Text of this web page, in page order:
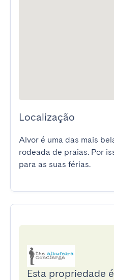
Localização
Alvor é uma das mais
rodeada de praias. Por
para as suas férias.
Esta propriedade